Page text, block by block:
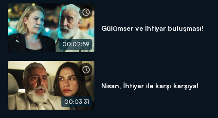
00:02:59
Gülümser ve İhtiyar buluşması!
00:03:31
Nisan, İhtiyar ile karşı karşıya!